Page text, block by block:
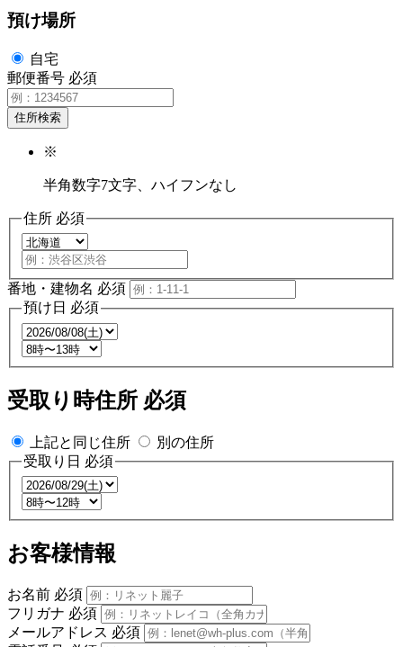
預け場所
自宅
郵便番号 必須
住所検索
※
半角数字7文字、ハイフンなし
住所 必須
番地・建物名 必須
預け日 必須
受取り時住所 必須
上記と同じ住所
別の住所
受取り日 必須
お客様情報
お名前 必須
フリガナ 必須
メールアドレス 必須